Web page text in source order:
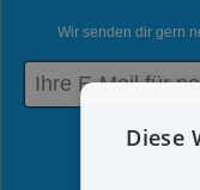
Wir senden dir gern
Diese